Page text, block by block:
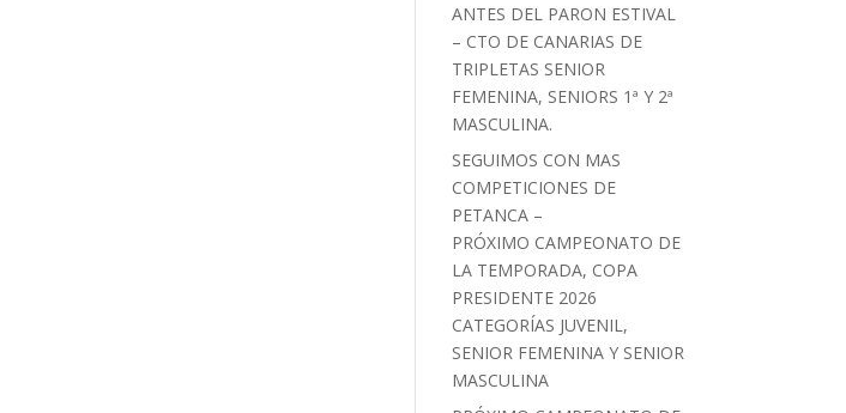
ANTES DEL PARON ESTIVAL
– CTO DE CANARIAS DE
TRIPLETAS SENIOR
FEMENINA, SENIORS 1ª Y 2ª
MASCULINA.
SEGUIMOS CON MAS
COMPETICIONES DE
PETANCA –
PRÓXIMO CAMPEONATO DE
LA TEMPORADA, COPA
PRESIDENTE 2026
CATEGORÍAS JUVENIL,
SENIOR FEMENINA Y SENIOR
MASCULINA